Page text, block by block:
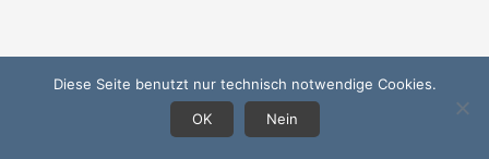
Diese Seite benutzt nur technisch notwendige Cookies.
OK
Nein